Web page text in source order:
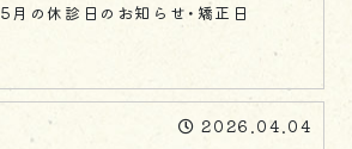
5月の休診日のお知らせ・矯正日
2026.04.04